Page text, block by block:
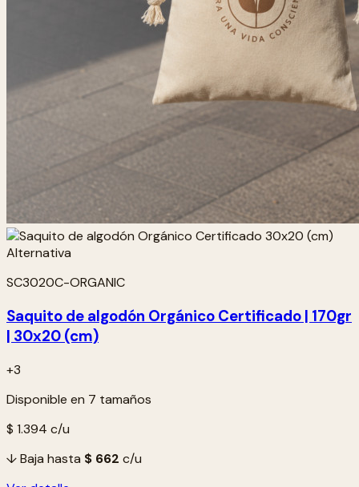
SC3020C-ORGANIC
Saquito de algodón Orgánico Certificado | 170gr
| 30x20 (cm)
+3
Disponible en 7 tamaños
$ 1.394 c/u
↓ Baja hasta $ 662 c/u